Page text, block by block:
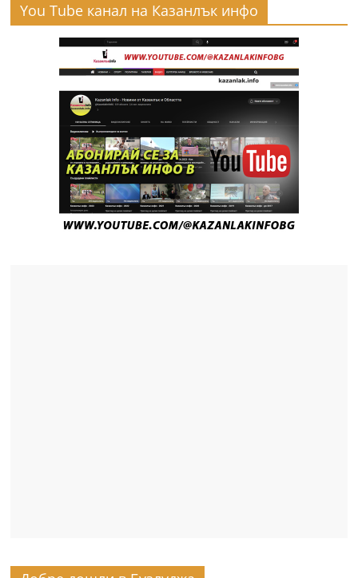
You Tube канал на Казанлък инфо